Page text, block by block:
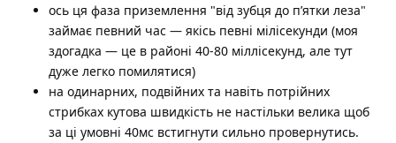
ось ця фаза приземлення "від зубця до п’ятки леза"
займає певний час — якісь певні мілісекунди (моя
здогадка — це в районі 40-80 міллісекунд, але тут
дуже легко помилятися)
на одинарних, подвійних та навіть потрійних
стрибках кутова швидкість не настільки велика щоб
за ці умовні 40мс встигнути сильно провернутись.